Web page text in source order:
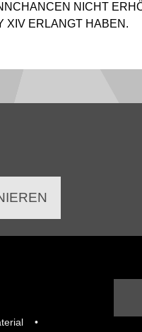
NICHT
XIV ERLANGT HABEN.